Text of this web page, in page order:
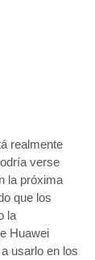
realmente
verse
la próxima
que los
la
Huawei
usarlo en los